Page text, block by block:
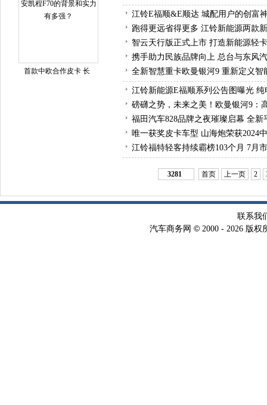
首款中欧合作皮卡 长
江铃E福顺&E顺达 城配用户的创富
跑得更远省得更多 江铃新能源两款
智云天行版正式上市 打造新能源轻
携手助力民族品牌向上 总台与东风
全新智慧重卡欧曼银河9 重新定义智
江铃新能源E福顺系列公告图曝光
磅礴之势，未来之美！欧曼银河9：
福田汽车828品牌之夜璀璨启幕 全
唯一获奖皮卡车型 山海炮荣获2024
江铃福特轻客持续霸榜103个月 7月
3281 首页 上一页 2
联系我
汽车商务网 © 2000 - 2026 版权